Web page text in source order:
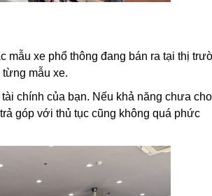
mẫu xe phổ thông đang bán ra tại thị
mẫu xe.
chính của bạn. Nếu khả năng chưa
góp với thủ tục cũng không quá phức